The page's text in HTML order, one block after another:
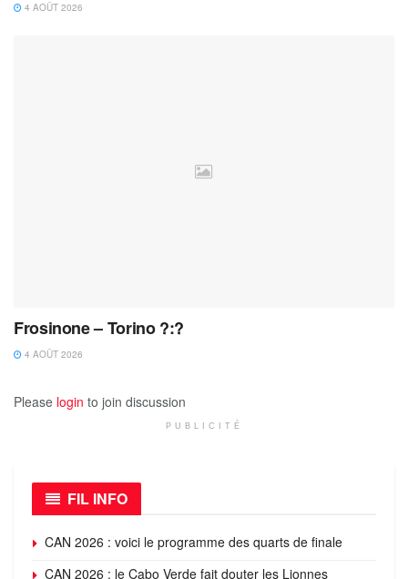
4 AOÛT 2026
Frosinone – Torino ?:?
4 AOÛT 2026
Please login to join discussion
PUBLICITÉ
FIL INFO
CAN 2026 : voici le programme des quarts de finale
CAN 2026 : le Cabo Verde fait douter les Lionnes